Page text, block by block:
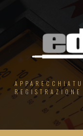
REGISTRAZIONE